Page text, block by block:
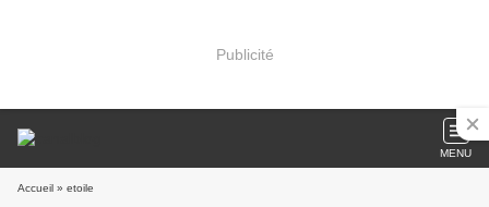
Publicité
MENU
Accueil » etoile